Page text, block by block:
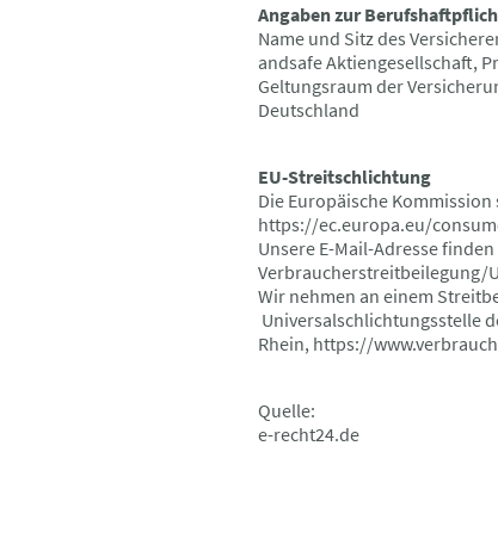
Angaben zur
Name und Sitz des
andsafe Aktiengesellschaft,
Geltungsraum der
Deutschland
EU-Streitschlichtung
Die Europäische
https://ec.europa.eu/
Unsere E-Mail-Adresse
Verbraucherstreitbeilegung/
Wir nehmen an einem
Universalschlichtungsstelle
Rhein, https://
Quelle:
e-recht24.de